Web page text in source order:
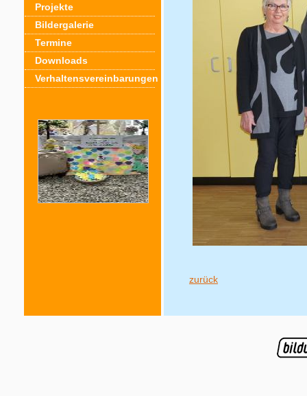
Projekte
Bildergalerie
Termine
Downloads
Verhaltensvereinbarungen
zurück